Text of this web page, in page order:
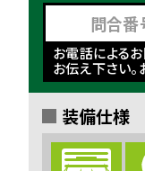
問合番
お電話による
お伝え下さい。
装備仕様